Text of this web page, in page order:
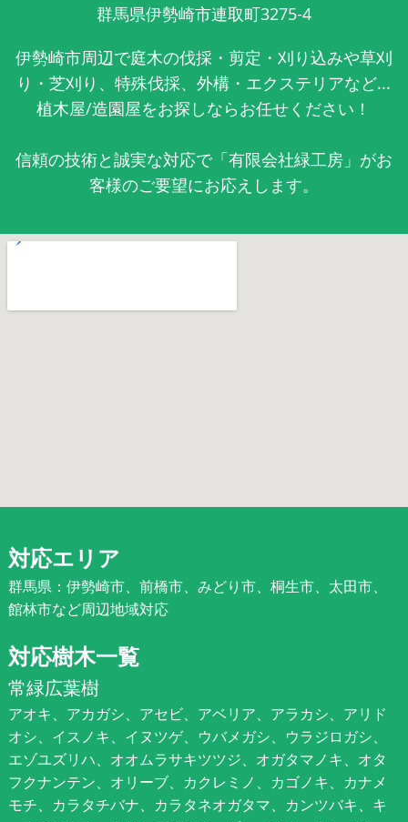
群馬県伊勢崎市連取町3275-4
伊勢崎市周辺で庭木の伐採・剪定・刈り込みや草刈
り・芝刈り、特殊伐採、外構・エクステリアなど...
植木屋/造園屋をお探しならお任せください！
信頼の技術と誠実な対応で「有限会社緑工房」がお
客様のご要望にお応えします。
対応エリア
群馬県：伊勢崎市、前橋市、みどり市、桐生市、太田市、
館林市など周辺地域対応
対応樹木一覧
常緑広葉樹
アオキ、アカガシ、アセビ、アベリア、アラカシ、アリド
オシ、イスノキ、イヌツゲ、ウバメガシ、ウラジロガシ、
エゾユズリハ、オオムラサキツツジ、オガタマノキ、オタ
フクナンテン、オリーブ、カクレミノ、カゴノキ、カナメ
モチ、カラタチバナ、カラタネオガタマ、カンツバキ、キ